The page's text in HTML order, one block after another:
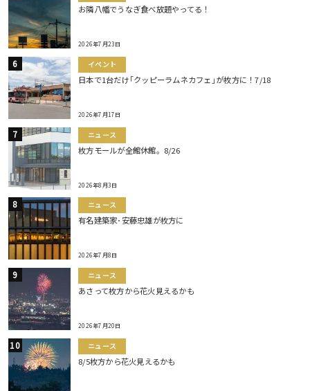
お隣八幡でうなぎ食べ放題やってる！
2026年7月23日
イベント
日本で1台だけ｢クッピーラムネカフェ｣が枚方に！7/18
2026年7月17日
ニュース
枚方モールが全館休館。8/26
2026年8月3日
ニュース
有名建築家･安藤忠雄が枚方に
2026年7月8日
ニュース
あさって枚方から花火見えるかも
2026年7月20日
ニュース
8/5枚方から花火見えるかも